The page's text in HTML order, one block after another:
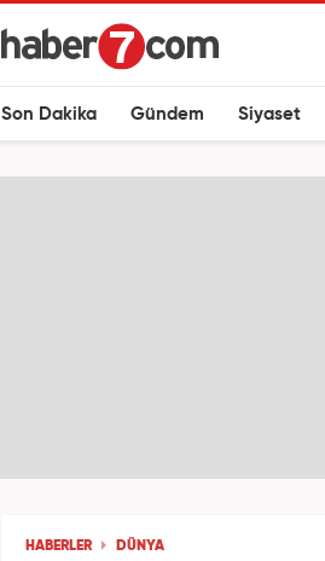
Son Dakika Gündem Siyaset
HABERLER DÜNYA